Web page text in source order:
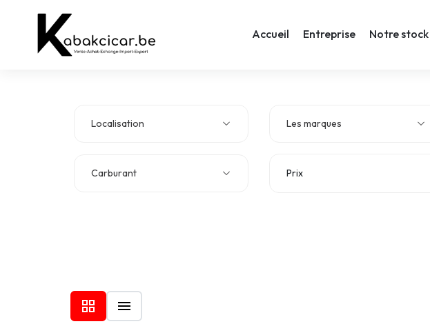
Accueil Entreprise Notre stock
Localisation Les marques
Carburant Prix